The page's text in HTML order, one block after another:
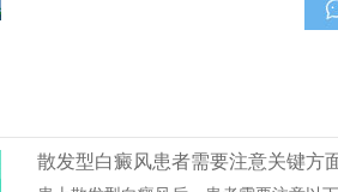
散发型白癜风患者需要注意关键方